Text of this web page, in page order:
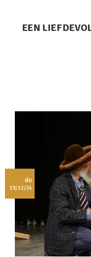
EEN
do
19/12/24